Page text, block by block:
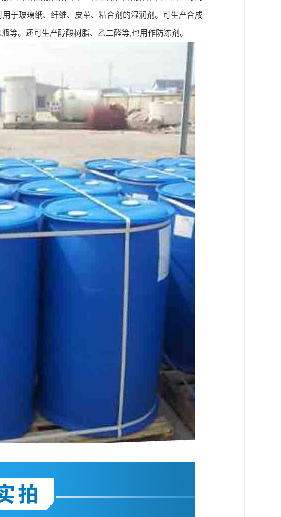
于玻璃纸、纤维、皮革、粘合剂的湿润剂。可生产合成
等。还可生产醇酸树脂、乙二醛等,也用作防冻剂。